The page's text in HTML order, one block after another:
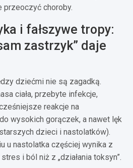
przeoczyć choroby.
i fałszywe tropy:
zastrzyk” daje
dziećmi nie są zagadką.
ciała, przebyte infekcje,
reakcje na
wysokich gorączek, a nawet lęk
dzieci i nastolatków).
u nastolatka częściej wynika z
i ból niż z „działania toksyn”.